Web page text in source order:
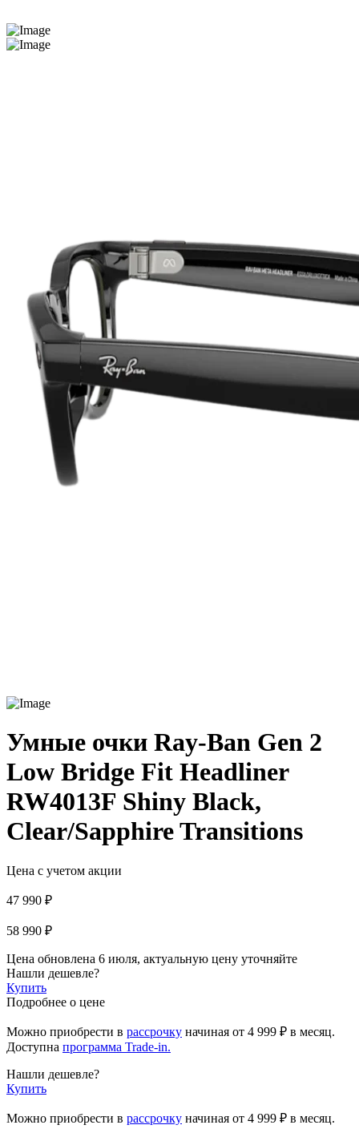
Умные очки Ray-Ban Gen 2
Low Bridge Fit Headliner
RW4013F Shiny Black,
Clear/Sapphire Transitions
Цена с учетом акции
47 990 ₽
58 990 ₽
Цена обновлена 6 июля, актуальную цену уточняйте
Нашли дешевле?
Купить
Подробнее о цене
Можно приобрести в рассрочку начиная от 4 999 ₽ в месяц.
Доступна программа Trade-in.
Нашли дешевле?
Купить
Можно приобрести в рассрочку начиная от 4 999 ₽ в месяц.